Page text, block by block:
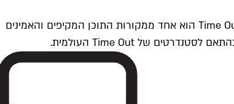
Time Outתל אביב הוא חלק מרשת Time Out Global — רשת מדיה בינלאומית הפועלת ב-360 ערים מרכזיות וב-60 מדינות ברחבי העולם. Time Out הוא אחד ממקורות התוכן המקיפים והאמינים